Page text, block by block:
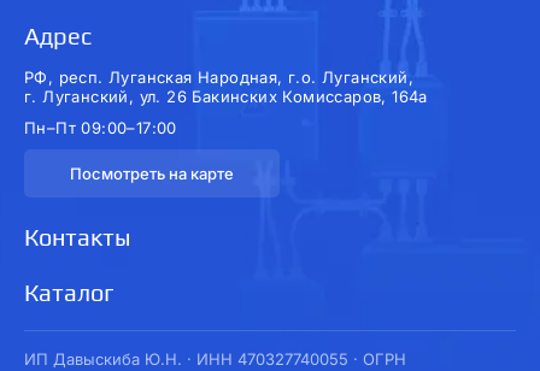
Адрес
РФ, респ. Луганская Народная, г.о. Луганский,
г. Луганский, ул. 26 Бакинских Комиссаров, 164а
Пн–Пт 09:00–17:00
Посмотреть на карте
Каталог
Контакты
ИП Давыскиба Ю.Н. · ИНН 470327740055 · ОГРН